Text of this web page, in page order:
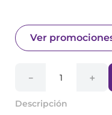
Ver
＋
－
Descripción